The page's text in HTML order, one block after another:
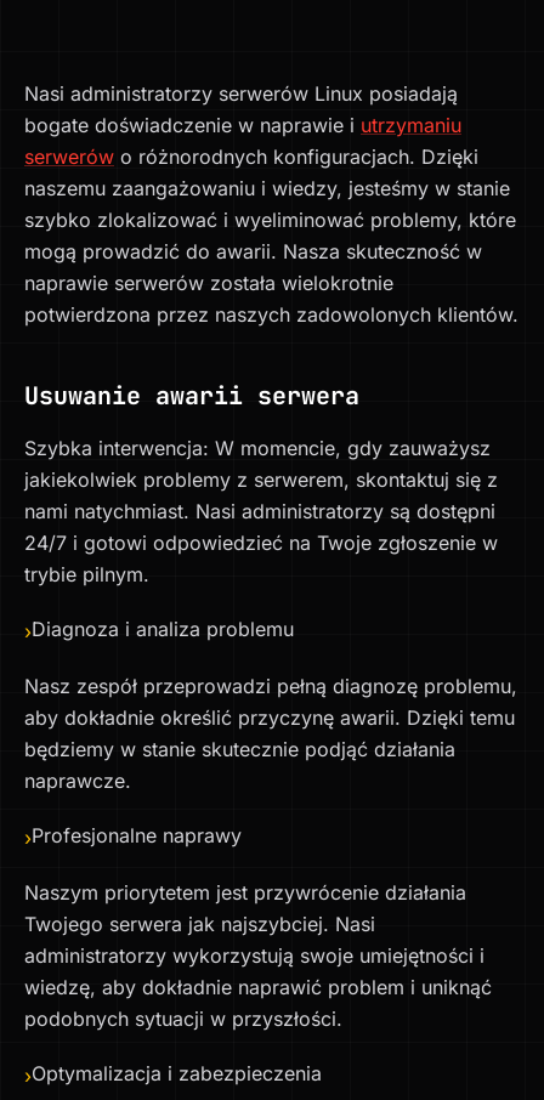
Nasi administratorzy serwerów Linux posiadają
bogate doświadczenie w naprawie i utrzymaniu
serwerów o różnorodnych konfiguracjach. Dzięki
naszemu zaangażowaniu i wiedzy, jesteśmy w stanie
szybko zlokalizować i wyeliminować problemy, które
mogą prowadzić do awarii. Nasza skuteczność w
naprawie serwerów została wielokrotnie
potwierdzona przez naszych zadowolonych klientów.
Usuwanie awarii serwera
Szybka interwencja: W momencie, gdy zauważysz
jakiekolwiek problemy z serwerem, skontaktuj się z
nami natychmiast. Nasi administratorzy są dostępni
24/7 i gotowi odpowiedzieć na Twoje zgłoszenie w
trybie pilnym.
›Diagnoza i analiza problemu
Nasz zespół przeprowadzi pełną diagnozę problemu,
aby dokładnie określić przyczynę awarii. Dzięki temu
będziemy w stanie skutecznie podjąć działania
naprawcze.
›Profesjonalne naprawy
Naszym priorytetem jest przywrócenie działania
Twojego serwera jak najszybciej. Nasi
administratorzy wykorzystują swoje umiejętności i
wiedzę, aby dokładnie naprawić problem i uniknąć
podobnych sytuacji w przyszłości.
›Optymalizacja i zabezpieczenia